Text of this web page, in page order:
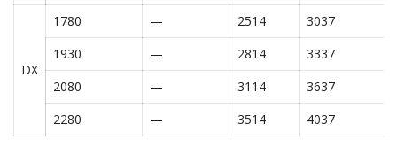
DX
1780 — 2514
3037
1930
— 2814
3337
2080
— 3114
3637
2280
— 3514 4037